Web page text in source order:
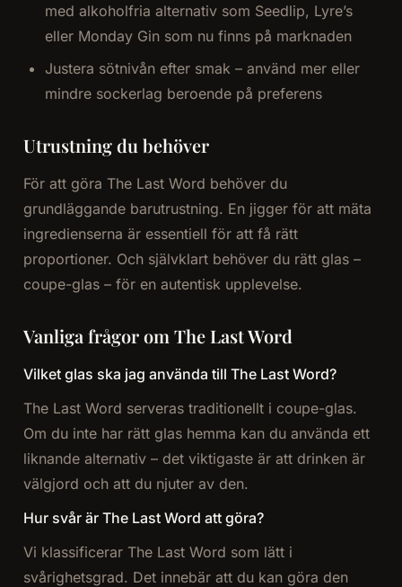
med alkoholfria alternativ som Seedlip, Lyre’s
eller Monday Gin som nu finns på marknaden
Justera sötnivån efter smak – använd mer eller
mindre sockerlag beroende på preferens
Utrustning du behöver
För att göra The Last Word behöver du
grundläggande barutrustning. En jigger för att mäta
ingredienserna är essentiell för att få rätt
proportioner. Och självklart behöver du rätt glas –
coupe-glas – för en autentisk upplevelse.
Vanliga frågor om The Last Word
Vilket glas ska jag använda till The Last Word?
The Last Word serveras traditionellt i coupe-glas.
Om du inte har rätt glas hemma kan du använda ett
liknande alternativ – det viktigaste är att drinken är
välgjord och att du njuter av den.
Hur svår är The Last Word att göra?
Vi klassificerar The Last Word som lätt i
svårighetsgrad. Det innebär att du kan göra den